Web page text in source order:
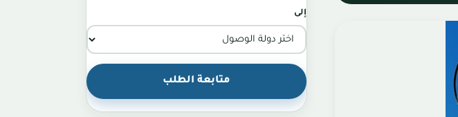
إلى
متابعة الطلب